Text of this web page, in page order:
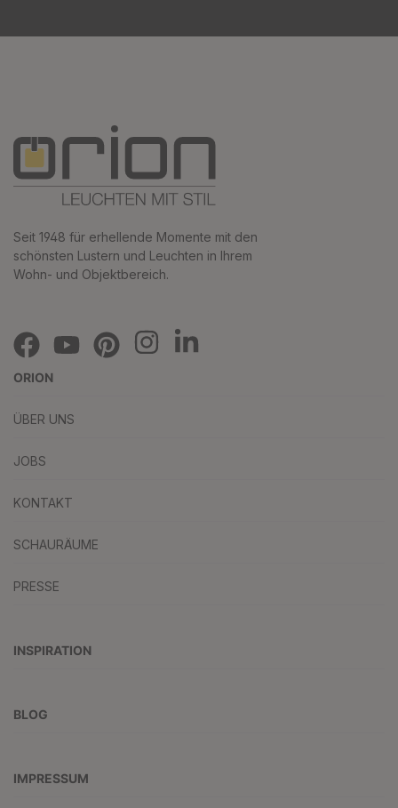
Seit 1948 für erhellende Momente mit den
schönsten Lustern und Leuchten in Ihrem
Wohn- und Objektbereich.
ORION
ÜBER UNS
JOBS
KONTAKT
SCHAURÄUME
PRESSE
INSPIRATION
BLOG
IMPRESSUM